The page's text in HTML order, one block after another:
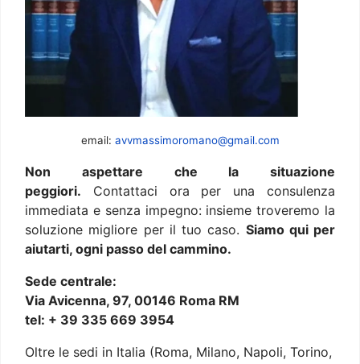
email: avvmassimoromano@gmail.com
Non aspettare che la situazione
peggiori. Contattaci ora per una consulenza
immediata e senza impegno: insieme troveremo la
soluzione migliore per il tuo caso. Siamo qui per
aiutarti, ogni passo del cammino.
Sede centrale:
Via Avicenna, 97, 00146 Roma RM
tel: + 39 335 669 3954
Oltre le sedi in Italia (Roma, Milano, Napoli, Torino,